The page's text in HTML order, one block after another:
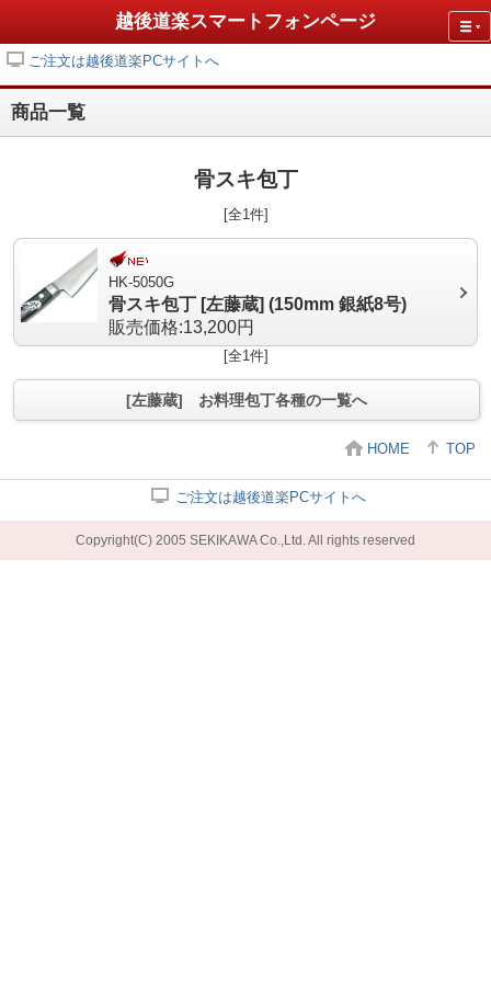
越後道楽スマートフォンページ
ご注文は越後道楽PCサイトへ
商品一覧
骨スキ包丁
[全1件]
HK-5050G
骨スキ包丁 [左藤蔵] (150mm 銀紙8号)
販売価格:13,200円
[全1件]
[左藤蔵] お料理包丁各種の一覧へ
HOME TOP
ご注文は越後道楽PCサイトへ
Copyright(C) 2005 SEKIKAWA Co.,Ltd. All rights reserved